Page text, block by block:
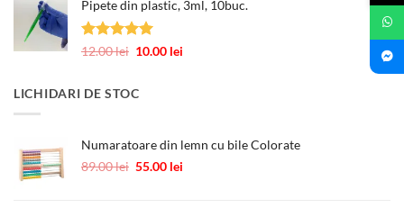
a
fost:
este:
Pipete din plastic, 3ml, 10buc.
Evaluat la
12.00lei Prețul
fost:
10.00 lei
LICHIDARI DE STOC
Numaratoare din lemn cu bile Colorate
89.00lei Prețul
55.00 lei